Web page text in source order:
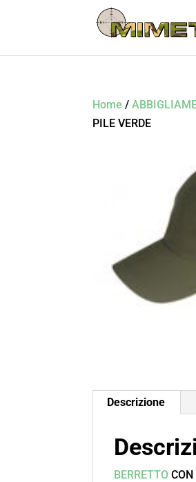
Home /
PILE VERDE
Descrizione
BERRETTO CON